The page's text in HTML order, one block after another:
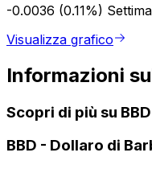
-0.0036 (0.11%)
Visualizza grafico
Informazioni
Scopri di più su BBD
BBD - Dollaro di